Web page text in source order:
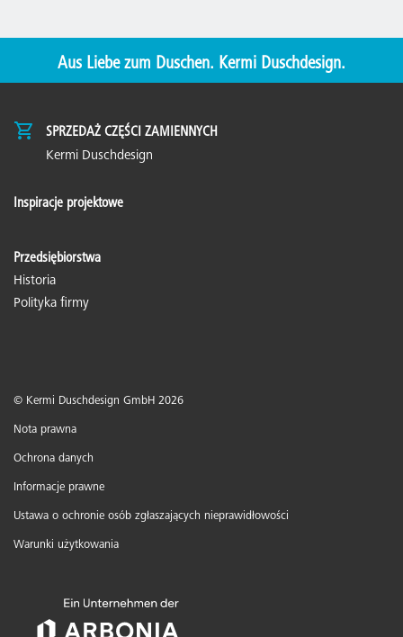
Aus Liebe zum Duschen. Kermi Duschdesign.
SPRZEDAŻ CZĘŚCI ZAMIENNYCH
Kermi Duschdesign
Inspiracje projektowe
Przedsiębiorstwa
Historia
Polityka firmy
© Kermi Duschdesign GmbH 2026
Nota prawna
Ochrona danych
Informacje prawne
Ustawa o ochronie osób zgłaszających nieprawidłowości
Warunki użytkowania